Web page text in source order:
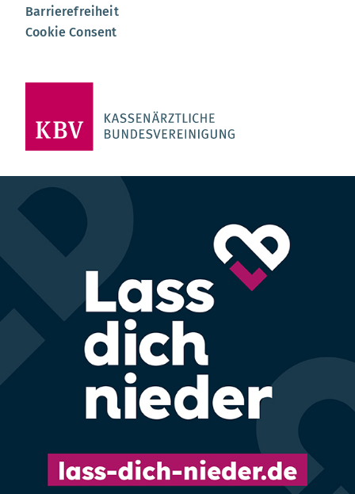
Barrierefreiheit
Cookie Consent